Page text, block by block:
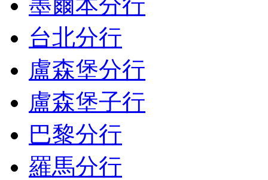
台北分行
盧森堡分行
盧森堡子行
巴黎分行
羅馬分行